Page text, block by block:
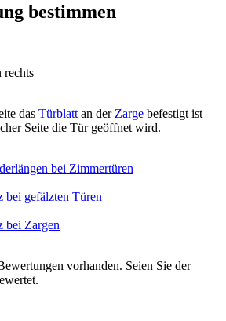
bestimmen
das Türblattan derZarge befestigt ist –
Seite die Tür geöffnet wird.
bei Zimmertüren
bei gefälzten Türen
bei Zargen
vorhanden. Seien Sie der